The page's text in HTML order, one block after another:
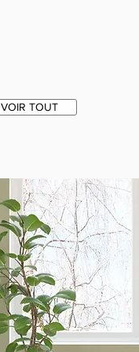
VOIR TOUT